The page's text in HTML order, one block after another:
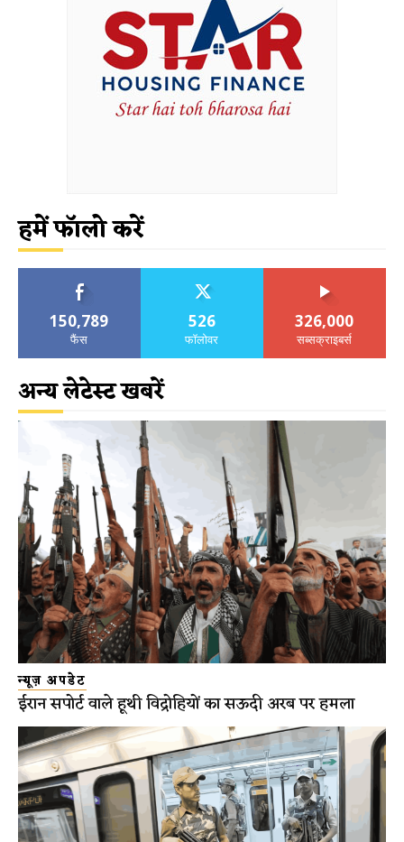
हमें फॉलो करें
150,789
फैंस
526
फॉलोवर
326,000
सब्सक्राइबर्स
अन्य लेटेस्ट खबरें
न्यूज़ अपडेट
ईरान सपोर्ट वाले हूथी विद्रोहियों का सऊदी अरब पर हमला